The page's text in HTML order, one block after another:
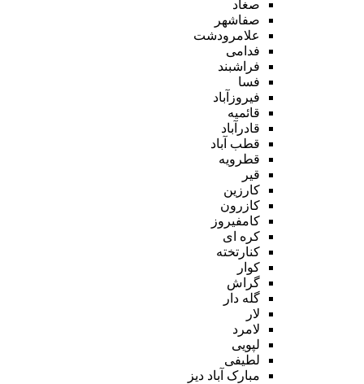
صغاد
صفاشهر
علامرودشت
فدامی
فراشبند
فسا
فیروزآباد
قائمیه
قادرآباد
قطب آباد
قطرویه
قیر
کارزین
کازرون
کامفیروز
کره ای
کنارتخته
کوار
گراش
گله دار
لار
لامرد
لپویی
لطیفی
مبارک آباد دیز